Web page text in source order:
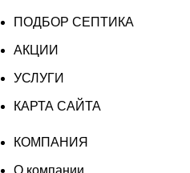
ПОДБОР СЕПТИКА
АКЦИИ
УСЛУГИ
КАРТА САЙТА
КОМПАНИЯ
О компании